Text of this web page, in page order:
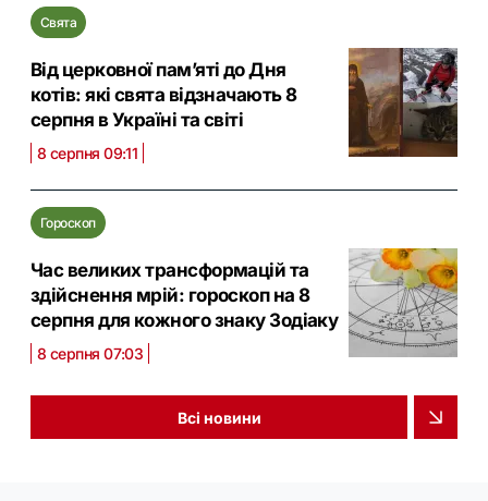
Свята
Від церковної памʼяті до Дня
котів: які свята відзначають 8
серпня в Україні та світі
8 серпня 09:11
Гороскоп
Час великих трансформацій та
здійснення мрій: гороскоп на 8
серпня для кожного знаку Зодіаку
8 серпня 07:03
Всі новини